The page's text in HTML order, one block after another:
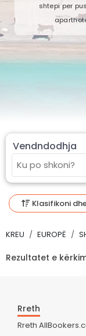
shtepi per
Vendndodhja
Klasifikoni
KREU EUROPË
Rezultatet e
Rreth
Rreth